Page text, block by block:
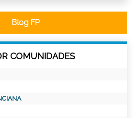
Blog FP
COMUNIDADES